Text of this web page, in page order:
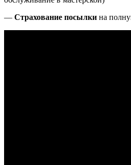
— Страхование посылки на